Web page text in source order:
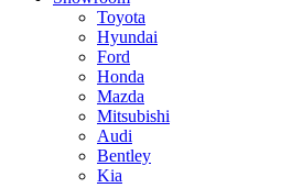
Toyota
Hyundai
Ford
Honda
Mazda
Mitsubishi
Audi
Bentley
Kia